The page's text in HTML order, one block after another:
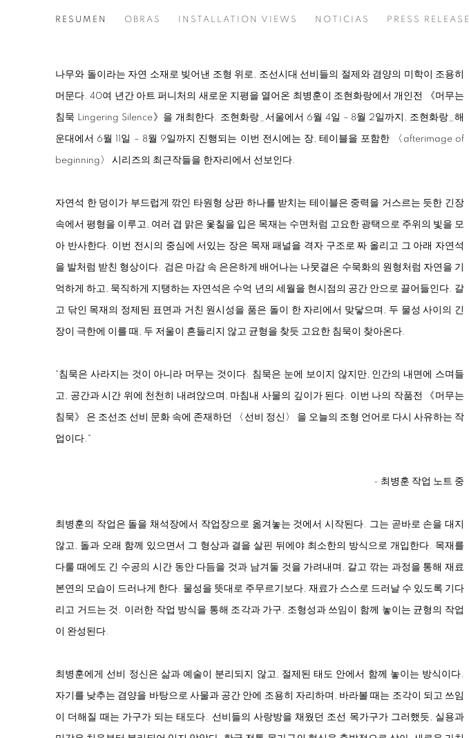
LINGERING SILENCE
RESUMEN OBRAS INSTALLATION VIEWS NOTICIAS PRESS RELEASE
나무와 돌이라는 자연 소재로 빚어낸 조형 위로, 조선시대 선비들의 절제와 겸양의 미학이 조용히
머문다. 40여 년간 아트 퍼니처의 새로운 지평을 열어온 최병훈이 조현화랑에서 개인전 《머무는
침묵 Lingering Silence》을 개최한다. 조현화랑_서울에서 6월 4일 – 8월 2일까지, 조현화랑_해
운대에서 6월 11일 – 8월 9일까지 진행되는 이번 전시에는 장, 테이블을 포함한 〈 afterimage of
beginning 〉 시리즈의 최근작들을 한자리에서 선보인다.
자연석 한 덩이가 부드럽게 깎인 타원형 상판 하나를 받치는 테이블은 중력을 거스르는 듯한 긴장
속에서 평형을 이루고, 여러 겹 맑은 옻칠을 입은 목재는 수면처럼 고요한 광택으로 주위의 빛을 모
아 반사한다. 이번 전시의 중심에 서있는 장은 목재 패널을 격자 구조로 짜 올리고 그 아래 자연석
을 발처럼 받친 형상이다. 검은 마감 속 은은하게 배어나는 나뭇결은 수묵화의 원형처럼 자연을 기
억하게 하고, 묵직하게 지탱하는 자연석은 수억 년의 세월을 현시점의 공간 안으로 끌어들인다. 갈
고 닦인 목재의 정제된 표면과 거친 원시성을 품은 돌이 한 자리에서 맞닿으며, 두 물성 사이의 긴
장이 극한에 이를 때, 두 저울이 흔들리지 않고 균형을 찾듯 고요한 침묵이 찾아온다.
"침묵은 사라지는 것이 아니라 머무는 것이다. 침묵은 눈에 보이지 않지만, 인간의 내면에 스며들
고, 공간과 시간 위에 천천히 내려앉으며, 마침내 사물의 깊이가 된다. 이번 나의 작품전 《머무는
침묵》 은 조선조 선비 문화 속에 존재하던 〈선비 정신〉 을 오늘의 조형 언어로 다시 사유하는 작
업이다."
- 최병훈 작업 노트 중
최병훈의 작업은 돌을 채석장에서 작업장으로 옮겨놓는 것에서 시작된다. 그는 곧바로 손을 대지
않고, 돌과 오래 함께 있으면서 그 형상과 결을 살핀 뒤에야 최소한의 방식으로 개입한다. 목재를
다룰 때에도 긴 수공의 시간 동안 다듬을 것과 남겨둘 것을 가려내며, 갈고 깎는 과정을 통해 재료
본연의 모습이 드러나게 한다. 물성을 뜻대로 주무르기보다, 재료가 스스로 드러날 수 있도록 기다
리고 거드는 것. 이러한 작업 방식을 통해 조각과 가구, 조형성과 쓰임이 함께 놓이는 균형의 작업
이 완성된다.
최병훈에게 선비 정신은 삶과 예술이 분리되지 않고, 절제된 태도 안에서 함께 놓이는 방식이다.
자기를 낮추는 겸양을 바탕으로 사물과 공간 안에 조용히 자리하며, 바라볼 때는 조각이 되고 쓰임
이 더해질 때는 가구가 되는 태도다. 선비들의 사랑방을 채웠던 조선 목가구가 그러했듯, 실용과